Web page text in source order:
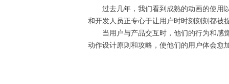
过去几年，我们看到成熟的动画的使用以
和开发人员正专心于让用户时时刻刻刻都被
当用户与产品交互时，他们的行为和感觉
动作设计原则和攻略，使他们的用户体会愈